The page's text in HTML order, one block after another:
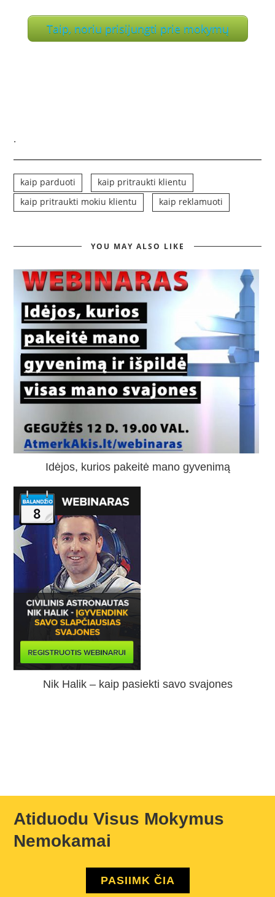
Taip, noriu prisijungti prie mokymų
.
kaip parduoti
kaip pritraukti klientu
kaip pritraukti mokiu klientu
kaip reklamuoti
YOU MAY ALSO LIKE
Idėjos, kurios pakeitė mano gyvenimą
Nik Halik – kaip pasiekti savo svajones
Atiduodu Visus Mokymus
Nemokamai
PASIIMK ČIA